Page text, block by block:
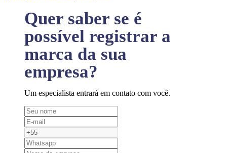
Quer saber se é
possível registrar a
marca da sua
empresa?
Um especialista entrará em contato com você.